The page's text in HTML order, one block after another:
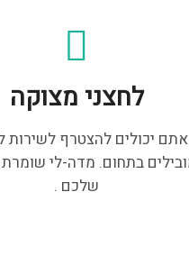
לחצני מצוקה
יכולים להצטרף לשירות
בתחום. מדה-לי
שלכם .